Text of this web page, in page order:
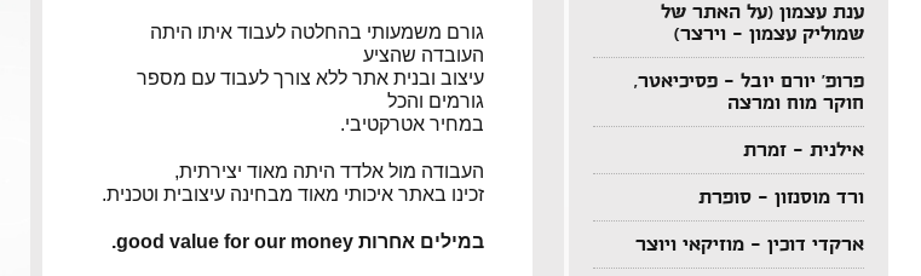
ענת עצמון (על האתר של
שמוליק עצמון – וירצר)
פרופ' יורם יובל – פסיכיאטר,
חוקר מוח ומרצה
אילנית – זמרת
ורד מוסנזון – סופרת
ארקדי דוכין – מוזיקאי ויוצר
גורם משמעותי בהחלטה לעבוד איתו היתה
העובדה שהציע
עיצוב ובנית אתר ללא צורך לעבוד עם מספר
גורמים והכל
במחיר אטרקטיבי.
העבודה מול אלדד היתה מאוד יצירתית,
זכינו באתר איכותי מאוד מבחינה עיצובית וטכנית.
במילים אחרות good value for our money.